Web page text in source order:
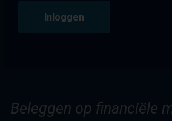
Inloggen
Beleggen op financiële